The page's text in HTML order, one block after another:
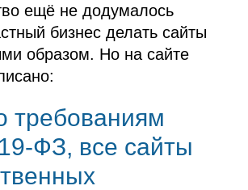
ещё не додумалось
бизнес делать сайты
образом. Но на сайте
требованиям
все сайты